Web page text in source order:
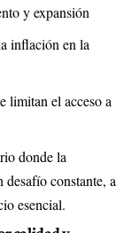
y expansión
inflación en la
limitan el acceso a
donde la
constante, a
esencial.